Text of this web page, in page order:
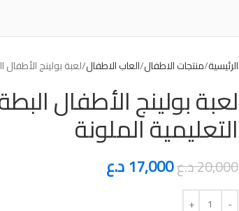
الرئيسية منتجات الاطفال العاب الاطفال لعبة بولينج الأطفال
لعبة بولينج الأطفال
التعليمية الملونة
20,000د.ع17,000د.ع